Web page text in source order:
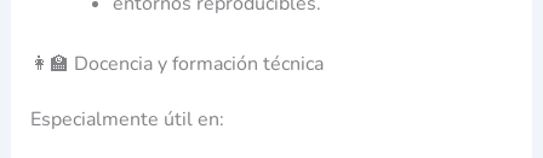
👩‍🏫 Docencia y formación técnica
Especialmente útil en: